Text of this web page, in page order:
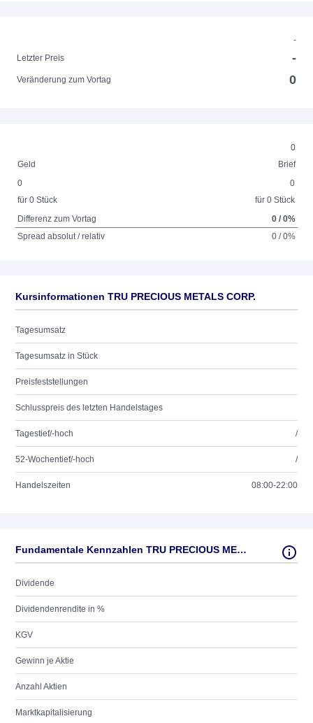
-
Letzter Preis
-
Veränderung zum Vortag 0
0
Geld
Brief
0
für 0 Stück
0
für 0 Stück
Differenz zum Vortag
0 / 0%
Spread absolut / relativ
0 / 0%
Kursinformationen TRU PRECIOUS METALS CORP.
Tagesumsatz
Tagesumsatz in Stück
Preisfeststellungen
Schlusspreis des letzten Handelstages
Tagestief/-hoch /
52-Wochentief/-hoch /
Handelszeiten 08:00-22:00
Fundamentale Kennzahlen TRU PRECIOUS METALS CORP.
Dividende
Dividendenrendite in %
KGV
Gewinn je Aktie
Anzahl Aktien
Marktkapitalisierung